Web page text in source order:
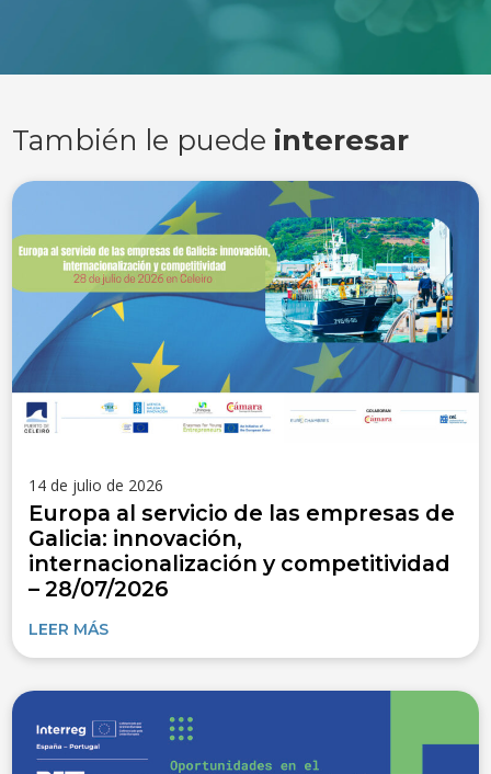
También le puede interesar
14 de julio de 2026
Europa al servicio de las empresas de
Galicia: innovación,
internacionalización y competitividad
– 28/07/2026
LEER MÁS